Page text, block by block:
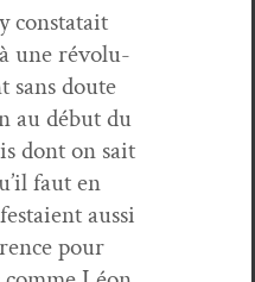
con­statait
une révo­lu­
sans doute
au début du
dont on sait
faut en
aus­si
pour